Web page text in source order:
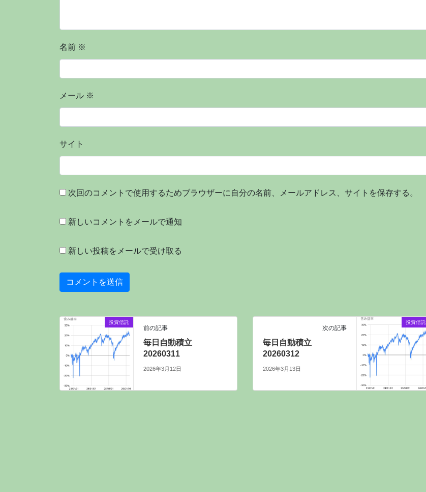
名前 ※
メール ※
サイト
次回のコメントで使用するためブラウザーに自分の名前、メールアドレス、サイトを保存する。
新しいコメントをメールで通知
新しい投稿をメールで受け取る
投資信託
前の記事
毎日自動積立
20260311
2026年3月12日
投資信託
次の記事
毎日自動積立
20260312
2026年3月13日